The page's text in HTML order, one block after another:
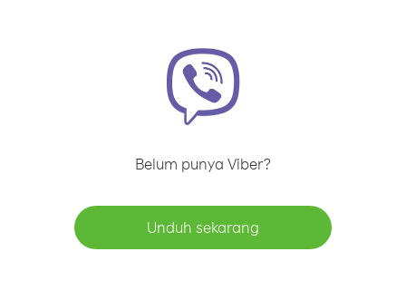
Belum punya Viber?
Unduh sekarang